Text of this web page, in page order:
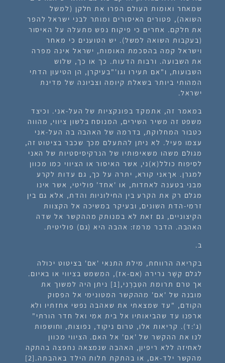
שמאחר ואומות העולם הפרו את חלקן (למשל
השואה), פטורים האיסורים ומותר לבני ישראל להפר
את חלקם. אחרים כי פיקוח נפש מתעלה על האיסור
(בעקבות השואה למשל). יש הטוענים כי מאחר
וישראל קמה בהסכמת האומות, ישראל אינה מפרה
את השבועה. ורבות הדעות. כך או כך, שלוש
השבועות, ו"אם תעירו וגו'"בעיקרן, הן הטיעון הדתי
המהותי ביותר בשאלת קיומה וצביונה של מדינת
ישראל.
במאמר זה, אתמקד בפונקציות של העל-אני. וכיצד
משפט זה משיר השירים, המנוסח בלשון ציווי, מהווה
כטבור המחלוקת, בדרמה של האהבה בה העל-אני
עצמו פעיל. לא ניתן להתעלם מכך שכבר בציטוט זה,
מגולם משהו משאיפותיו של הנרקיסיסטיות של האני
לסיפוח כולל(א)ני, אשר האיסור או הציווי כמו מכוון
למגרן. אךאני קורא, יתרה על כך, גם עדות לקרע
מבני בטענה לאחדות, או 'אחד' פוליטי, אשר אינו
מגלם רק את הקרע בין החילוניות והדת, אלא גם בין
זרמי-הדת השונים, ובעיקר במשיכה אל הקצוות
הקיצוניים, גם זאת לא במנותק מההקשר אל שדה
האהבה. הדבר מרמז: אהבה היא (גם) פוליטית.
ב.
בקריאה הרווחת, מילת התנאי 'אם' בציטוט יכולה
לגלם קַשָּׁר גרירה (אם-אז), המשמש בציווי או באיום.
אך טרם תרומת הטַּבְרָנִי,[1] ניתן היה למשוך את
מובנה של 'אם' מההקשר המטונימי אל הפסוק
הקודם, "עד שמצאתי את שאהבה נפשי אחזתיו ולא
ארפנו עד שהביאותיו אל בית אמי ואל חדר הורתי"
(ג':ד). קריאות אלו, טרום ניקוד, נפוצות, וחושפות
לנו את ההקשר של 'אם' אל האם. הציווי מכוון
לאחיזה ללא ריפיון, האהבה שנמצאה נחפצה בהתקה
מהקשר ילד-אם, או בהתקת תלות הילד באהבתה. [2]